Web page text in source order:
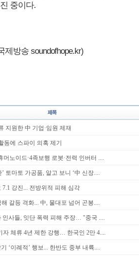
중이다.
방송 soundofhope.kr)
지원한 中 기업·임원 제재
동에 스파이 의혹 제기
머노이드·4족보행 로봇·전력 인버터 ....
’ 토마토 가공품, 알고 보니 ‘中 신장....
7.1 강진... 전방위적 피해 심각
갈등 격화... 中, 물대포 넘어 곤봉....
인사들, 잇단 폭력 피해 주장… "중국 ....
자 체류 4년 제한 강행… 한국인 2만 4....
‘이례적’ 행보... 한반도 중부 내륙....